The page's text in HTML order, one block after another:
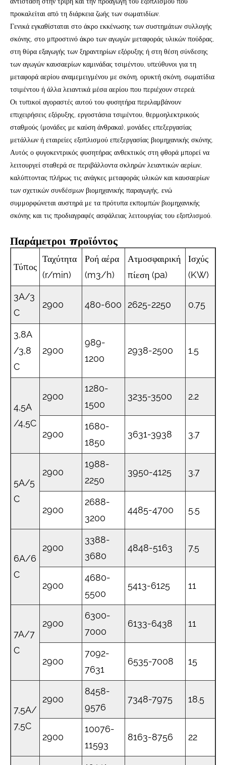
προκαλείται από τη διάρκεια ζωής των σωματιδίων.
Γενικά εγκαθίσταται στο άκρο εκκένωσης των συστημάτων συλλογής
σκόνης, στο μπροστινό άκρο των αγωγών μεταφοράς υλικών πούδρας,
στη θύρα εξαγωγής των ξηραντηρίων εξόρυξης ή στη θέση σύνδεσης
των αγωγών καυσαερίων καμινάδας τσιμέντου, υπεύθυνοι για τη
μεταφορά αερίου αναμεμειγμένου με σκόνη, ορυκτή σκόνη, σωματίδια
τσιμέντου ή άλλα λειαντικά μέσα αερίου που περιέχουν στερεά.
Οι τυπικοί αγοραστές αυτού του φυσητήρα περιλαμβάνουν
επιχειρήσεις εξόρυξης, εργοστάσια τσιμέντου, θερμοηλεκτρικούς
σταθμούς (μονάδες με καύση άνθρακα), μονάδες επεξεργασίας
μετάλλων ή εταιρείες εξοπλισμού επεξεργασίας βιομηχανικής σκόνης.
Αυτός ο φυγοκεντρικός φυσητήρας ανθεκτικός στη φθορά μπορεί να
λειτουργεί σταθερά σε περιβάλλοντα σκληρών λειαντικών αερίων,
καλύπτοντας πλήρως τις ανάγκες μεταφοράς υλικών και καυσαερίων
των σχετικών συνδέσμων βιομηχανικής παραγωγής, ενώ
συμμορφώνεται αυστηρά με τα πρότυπα εκπομπών βιομηχανικής
σκόνης και τις προδιαγραφές ασφάλειας λειτουργίας του εξοπλισμού.
Παράμετροι προϊόντος
Τύπος
Ταχύτητα
(r/min)
Ροή αέρα
(m3/h)
Ατμοσφαιρική
πίεση (pa)
Ισχύς
(KW)
3A/3
C
2900 480-600 2625-2250 0.75
3,8A
/3,8
C
2900
989-
1200
2938-2500 1.5
4,5A
/4,5C
2900
1280-
1500
3235-3500 2.2
2900
1680-
1850
3631-3938 3.7
5A/5
C
2900
1988-
2250
3950-4125 3.7
2900
2688-
3200
4485-4700 5.5
6A/6
C
2900
3388-
3680
4848-5163 7.5
2900
4680-
5500
5413-6125 11
7A/7
C
2900
6300-
7000
6133-6438 11
2900
7092-
7631
6535-7008 15
7,5A/
7,5C
2900
8458-
9576
7348-7975 18.5
2900
10076-
11593
8163-8756 22